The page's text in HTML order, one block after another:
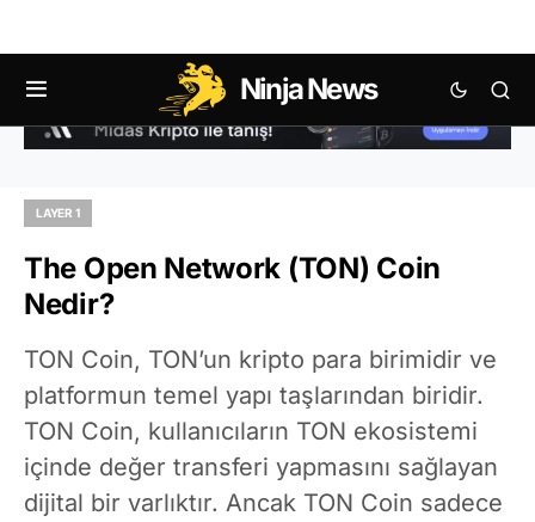
Ninja News
LAYER 1
The Open Network (TON) Coin
Nedir?
TON Coin, TON’un kripto para birimidir ve
platformun temel yapı taşlarından biridir.
TON Coin, kullanıcıların TON ekosistemi
içinde değer transferi yapmasını sağlayan
dijital bir varlıktır. Ancak TON Coin sadece